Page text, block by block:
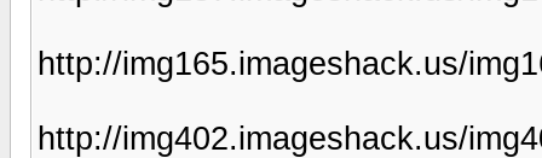
http://img165.imageshack.us/
http://img402.imageshack.us/